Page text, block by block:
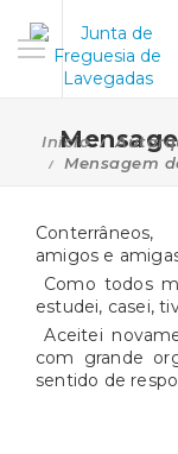
Início
Mensagem
amigos e
Como todos
estudei, casei,
Aceitei
com grande
sentido de